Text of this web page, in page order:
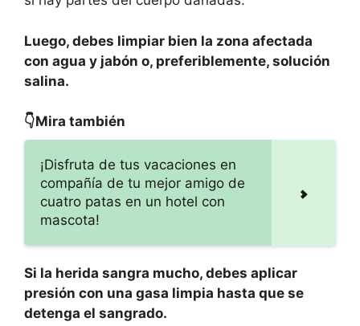
Luego, debes limpiar bien la zona afectada
con agua y jabón o, preferiblemente, solución
salina.
👇Mira también
¡Disfruta de tus vacaciones en
compañía de tu mejor amigo de
cuatro patas en un hotel con
mascota!
Si la herida sangra mucho, debes aplicar
presión con una gasa limpia hasta que se
detenga el sangrado.